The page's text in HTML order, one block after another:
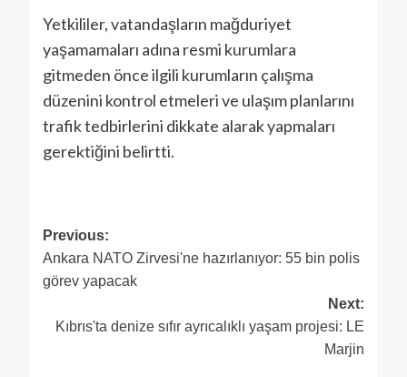
Yetkililer, vatandaşların mağduriyet
yaşamamaları adına resmi kurumlara
gitmeden önce ilgili kurumların çalışma
düzenini kontrol etmeleri ve ulaşım planlarını
trafik tedbirlerini dikkate alarak yapmaları
gerektiğini belirtti.
Previous:
Ankara NATO Zirvesi'ne hazırlanıyor: 55 bin polis
görev yapacak
Next:
Kıbrıs'ta denize sıfır ayrıcalıklı yaşam projesi: LE
Marjin